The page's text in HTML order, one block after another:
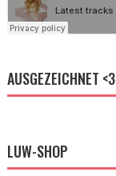
AUSGEZEICHNET <3
LUW-SHOP